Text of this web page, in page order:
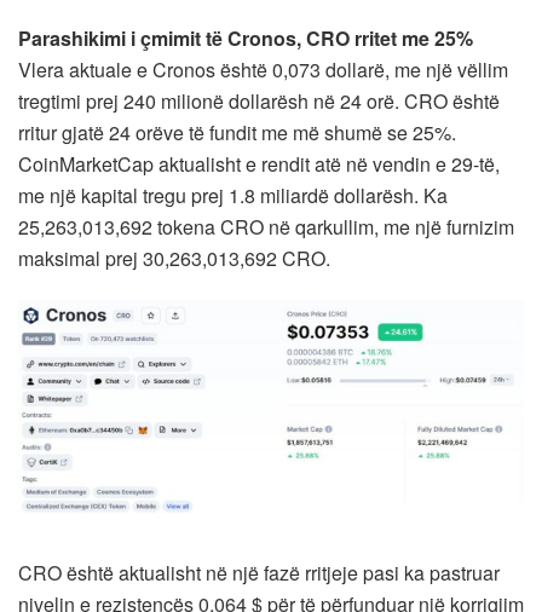
Parashikimi i çmimit të Cronos, CRO rritet me 25%
Vlera aktuale e Cronos është 0,073 dollarë, me një vëllim
tregtimi prej 240 milionë dollarësh në 24 orë. CRO është
rritur gjatë 24 orëve të fundit me më shumë se 25%.
CoinMarketCap aktualisht e rendit atë në vendin e 29-të,
me një kapital tregu prej 1.8 miliardë dollarësh. Ka
25,263,013,692 tokena CRO në qarkullim, me një furnizim
maksimal prej 30,263,013,692 CRO.
CRO është aktualisht në një fazë rritjeje pasi ka pastruar
nivelin e rezistencës 0,064 $ për të përfunduar një korrigjim